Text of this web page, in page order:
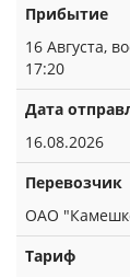
Прибытие
16 Августа,
17:20
Дата
16.08.2026
Перевозчик
ОАО
Тариф